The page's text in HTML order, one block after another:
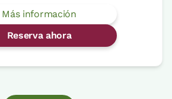
Más información
Reserva ahora